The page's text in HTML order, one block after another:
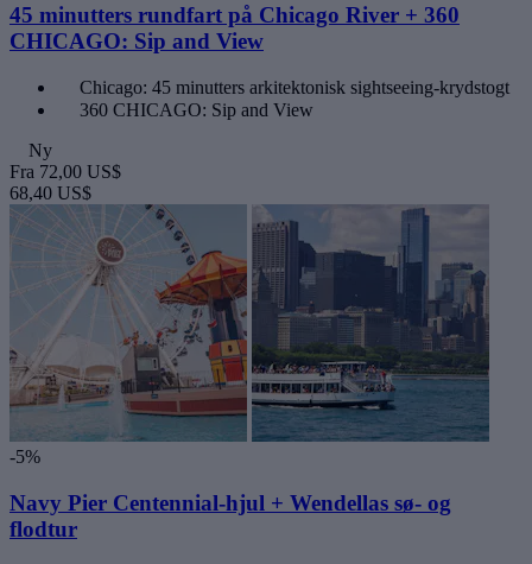
45 minutters rundfart på Chicago River + 360
CHICAGO: Sip and View
Chicago: 45 minutters arkitektonisk sightseeing-krydstogt
360 CHICAGO: Sip and View
Ny
Fra 72,00 US$
68,40 US$
-5%
Navy Pier Centennial-hjul + Wendellas sø- og
flodtur